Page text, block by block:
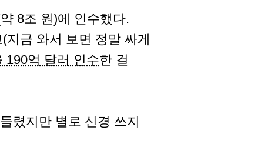
8조 원)에 인수했다.
지금 와서 보면 정말 싸게
190억 달러 인수한 걸
렸지만 별로 신경 쓰지